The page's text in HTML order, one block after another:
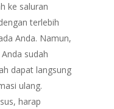
ke saluran
terlebih
Anda. Namun,
sudah
dapat langsung
ulang.
harap